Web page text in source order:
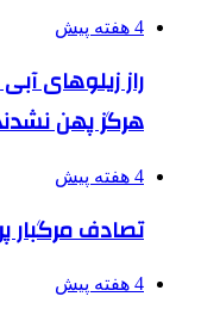
4 هفته پیش
راز زیلوهای
هرگز پهن
4 هفته پیش
تصادف مرگبار
4 هفته پیش